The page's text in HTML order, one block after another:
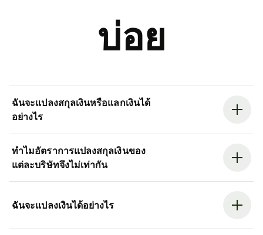
บ่อย
ฉันจะแปลงสกุลเงินหรือแลกเงินได้
อย่างไร
ทำไมอัตราการแปลงสกุลเงินของ
แต่ละบริษัทจึงไม่เท่ากัน
ฉันจะแปลงเงินได้อย่างไร